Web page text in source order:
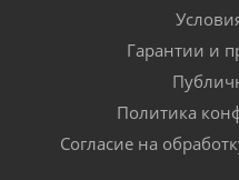
Гарантии и
Политика
Согласие на